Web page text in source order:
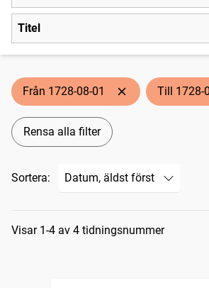
Titel
Från 1728-08-01 Till 1728-
Rensa alla filter
Sortera:
Sökresultat
Visar 1-4 av 4 tidningsnummer